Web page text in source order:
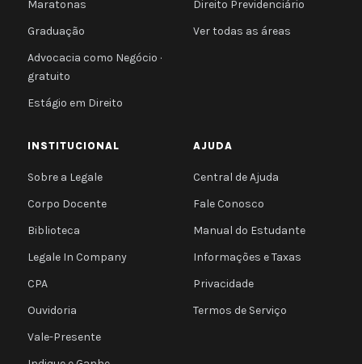
Maratonas
Graduação
Advocacia como Negócio ·
gratuito
Estágio em Direito
Direito Previdenciário
Ver todas as áreas
INSTITUCIONAL
Sobre a Legale
Corpo Docente
Biblioteca
Legale In Company
CPA
Ouvidoria
Vale-Presente
AJUDA
Central de Ajuda
Fale Conosco
Manual do Estudante
Informações e Taxas
Privacidade
Termos de Serviço